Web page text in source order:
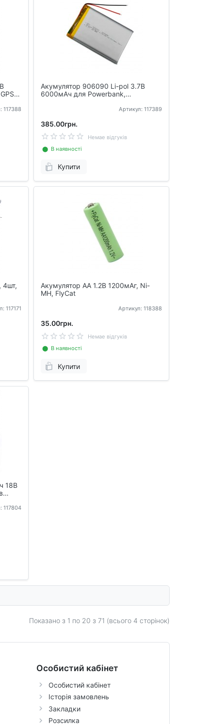
117388
Акумулятор 906090 Li-pol 3.7В
6000мАч для Powerbank,
Артикул: 117389
385.00грн.
Немае відгуків
⬤ В наявності
Купити
4шт,
117171
Акумулятор AA 1.2В 1200мАг, Ni-
MH, FlyCat
Артикул: 118388
35.00грн.
Немае відгуків
⬤ В наявності
Купити
18В
117804
Показано з 1 по 20 з 71 (всього 4 сторінок)
Особистий кабінет
Особистий кабінет
Історія замовлень
Закладки
Розсилка